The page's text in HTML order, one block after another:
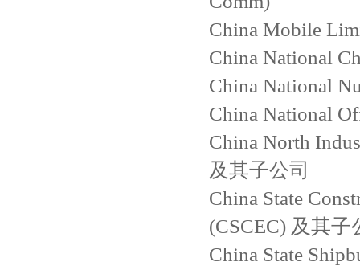
China Mobile
China National
China National
China National
China North
及其子公司
China State
(CSCEC) 及其子
China State